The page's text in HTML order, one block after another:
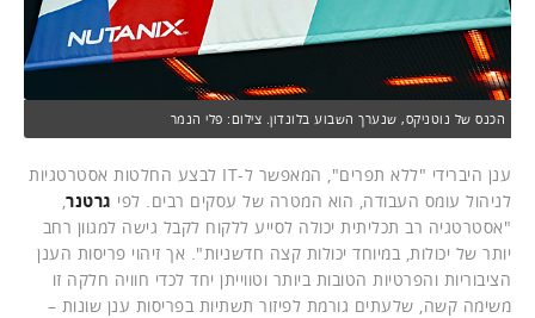
הכנס של נוטניקס, שנערך השבוע בלונדון. צילום: פלי הנמר
ענן היברידי "ללא תפרים", המאפשר ל-IT לבצע החלטות אסטרטגיות
לניהול עומס העבודה, הוא המטרה של עסקים רבים. לפי גרטנר
"אסטרטגיה רב תכליתית יכולה לסייע ללקוח לקבל גישה למגוון רחב
יותר של יכולות, במיוחד יכולות קצה חדשניות". אך זיהוי פריסות הענן
הציבוריות והפרטיות הטובות ביותר וטווייתן יחד לכדי חוויה חלקה זו
משימה קשה, שלעתים גורמת לפיזור תשתיות בפריסות ענן שונות –